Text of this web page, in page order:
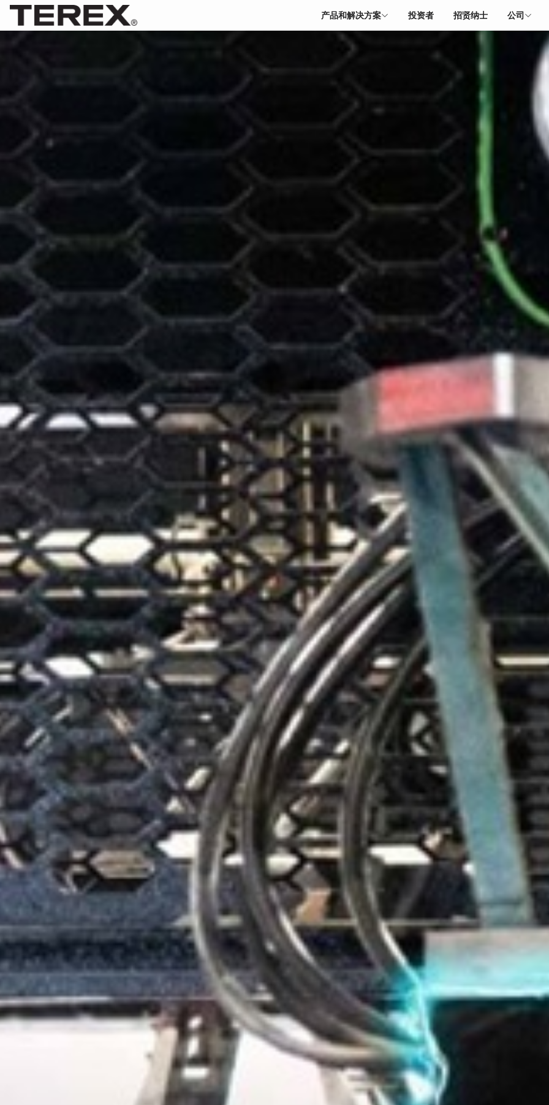
产品和解决方案 投资者 招贤纳士 公司